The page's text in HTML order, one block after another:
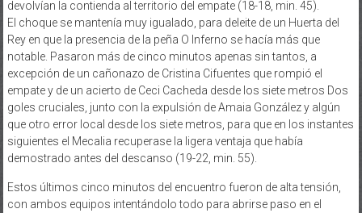
devolvían la contienda al territorio del empate (18-18, min. 45).
El choque se mantenía muy igualado, para deleite de un Huerta del
Rey en que la presencia de la peña O Inferno se hacía más que
notable. Pasaron más de cinco minutos apenas sin tantos, a
excepción de un cañonazo de Cristina Cifuentes que rompió el
empate y de un acierto de Ceci Cacheda desde los siete metros Dos
goles cruciales, junto con la expulsión de Amaia González y algún
que otro error local desde los siete metros, para que en los instantes
siguientes el Mecalia recuperase la ligera ventaja que había
demostrado antes del descanso (19-22, min. 55).
Estos últimos cinco minutos del encuentro fueron de alta tensión,
con ambos equipos intentándolo todo para abrirse paso en el